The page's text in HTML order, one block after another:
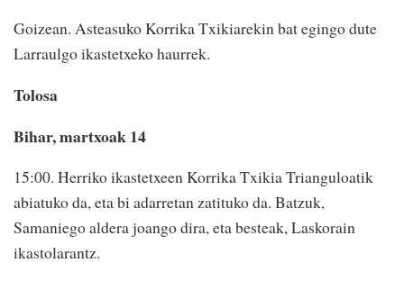
Goizean. Asteasuko Korrika Txikiarekin bat egingo dute
Larraulgo ikastetxeko haurrek.
Tolosa
Bihar, martxoak 14
15:00. Herriko ikastetxeen Korrika Txikia Trianguloatik
abiatuko da, eta bi adarretan zatituko da. Batzuk,
Samaniego aldera joango dira, eta besteak, Laskorain
ikastolarantz.